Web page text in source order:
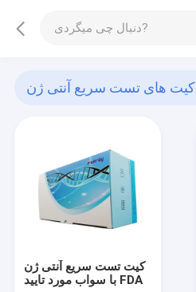
کیت های تست سریع آنتی ژن
کیت تست سریع آنتی ژن
با سواب مورد تایید FDA